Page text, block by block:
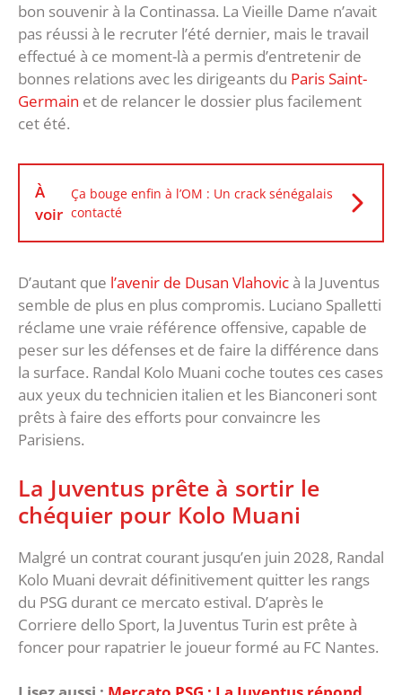
bon souvenir à la Continassa. La Vieille Dame n’avait
pas réussi à le recruter l’été dernier, mais le travail
effectué à ce moment-là a permis d’entretenir de
bonnes relations avec les dirigeants du Paris Saint-
Germain et de relancer le dossier plus facilement
cet été.
À
voir
Ça bouge enfin à l’OM : Un crack sénégalais
contacté
D’autant que l’avenir de Dusan Vlahovicà la Juventus
semble de plus en plus compromis. Luciano Spalletti
réclame une vraie référence offensive, capable de
peser sur les défenses et de faire la différence dans
la surface. Randal Kolo Muani coche toutes ces cases
aux yeux du technicien italien et les Bianconeri sont
prêts à faire des efforts pour convaincre les
Parisiens.
La Juventus prête à sortir le
chéquier pour Kolo Muani
Malgré un contrat courant jusqu’en juin 2028, Randal
Kolo Muani devrait définitivement quitter les rangs
du PSG durant ce mercato estival. D’après le
Corriere dello Sport, la Juventus Turin est prête à
foncer pour rapatrier le joueur formé au FC Nantes.